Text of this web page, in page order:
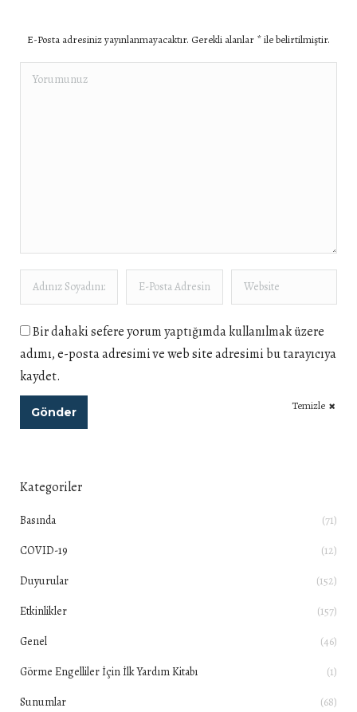
E-Posta adresiniz yayınlanmayacaktır. Gerekli alanlar *ile belirtilmiştir.
Yorumunuz
Adınız Soyadınız * E-Posta Adresiniz * Website
Bir dahaki sefere yorum yaptığımda kullanılmak üzere
adımı, e-posta adresimi ve web site adresimi bu tarayıcıya
kaydet.
Temizle
Gönder
Kategoriler
Basında
(71)
COVID-19
(12)
Duyurular
(152)
Etkinlikler
(157)
Genel
(46)
Görme Engelliler İçin İlk Yardım Kitabı
(1)
Sunumlar
(68)